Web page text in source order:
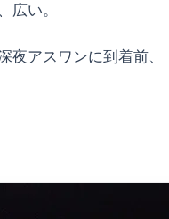
広い。
夜アスワンに到着前、